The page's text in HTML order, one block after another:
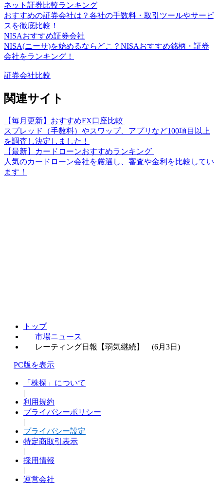
ネット証券比較ランキング
おすすめの証券会社は？各社の手数料・取引ツールやサービ
スを徹底比較！
NISAおすすめ証券会社
NISA(ニーサ)を始めるならどこ？NISAおすすめ銘柄・証券
会社をランキング！
証券会社比較
関連サイト
【毎月更新】おすすめFX口座比較
スプレッド（手数料）やスワップ、アプリなど100項目以上
を調査し決定しました！
【最新】カードローンおすすめランキング
人気のカードローン会社を厳選し、審査や金利を比較してい
ます！
トップ
市場ニュース
レーティング日報【弱気継続】 (6月3日)
PC版を表示
「株探」について
|
利用規約
プライバシーポリシー
|
プライバシー設定
特定商取引表示
|
採用情報
|
運営会社